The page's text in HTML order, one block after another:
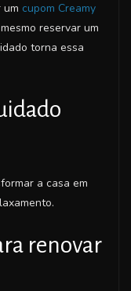
um cupom Creamy
reservar um
torna essa
a casa em
renovar